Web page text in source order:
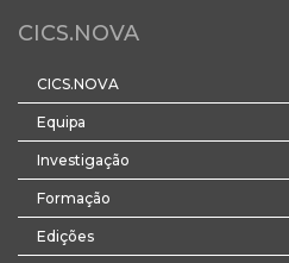
CICS.NOVA
CICS.NOVA
Equipa
Investigação
Formação
Edições